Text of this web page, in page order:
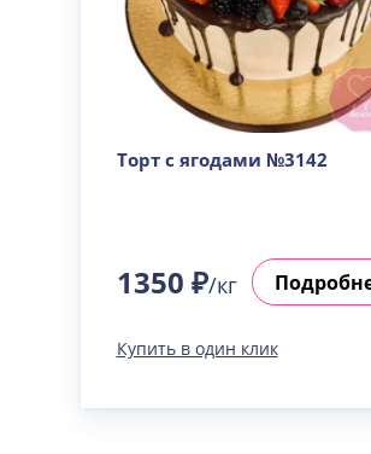
Торт с ягодами №3142
1350 ₽/кг
Купить в один клик